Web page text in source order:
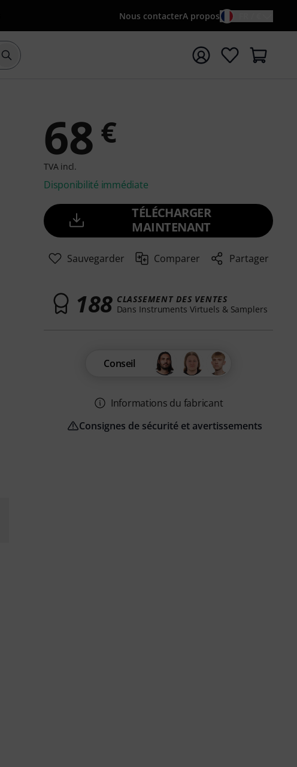
Nous contacterA propos
Démarrer la recherche avec le terme de recherche
68 €
TVA incl.
Disponibilité immédiate
TÉLÉCHARGER
MAINTENANT
Sauvegarder Comparer Partager
188 CLASSEMENT DES VENTES
Dans Instruments Virtuels & Samplers
Conseil
Informations du fabricant
Consignes de sécurité et avertissements